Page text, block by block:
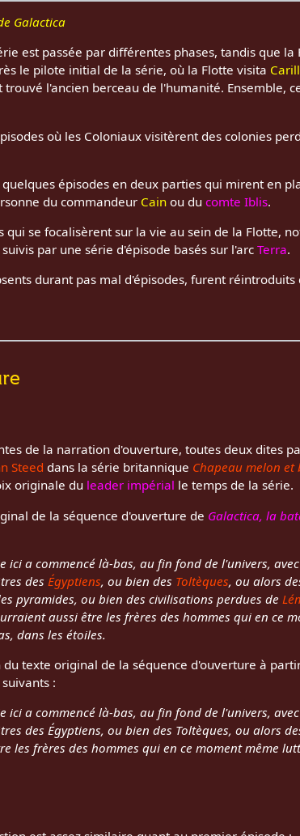
Galactica
est passée par différentes phases, tandis que
le pilote initial de la série, où la Flotte visita
trouvé l'ancien berceau de l'humanité. Ensemble,
où les Coloniaux visitèrent des colonies
épisodes en deux parties qui mirent en
du commandeur Cain ou ducomte Iblis.
qui se focalisèrent sur la vie au sein de la Flotte,
par une série d'épisode basés sur l'arcTerra.
durant pas mal d'épisodes, furent réintroduits
de la narration d'ouverture, toutes deux dites
Steed dans la série britannique Chapeau melon et
originale du leader impérial le temps de la série.
de la séquence d'ouverture de Galactica, la
ici a commencé là-bas, au fin fond de l'univers,
des Égyptiens, ou bien des Toltèques, ou alors
pyramides, ou bien des civilisations perdues de
aussi être les frères des hommes qui en ce
dans les étoiles.
texte original de la séquence d'ouverture à
:
ici a commencé là-bas, au fin fond de l'univers,
des Égyptiens, ou bien des Toltèques, ou alors
les frères des hommes qui en ce moment même